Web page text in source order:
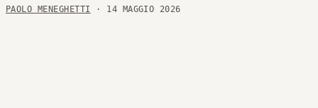
PAOLO MENEGHETTI · 14 MAGGIO 2026